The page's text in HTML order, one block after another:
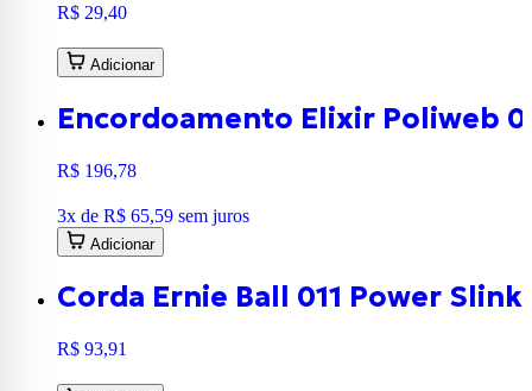
R$ 29,40
Adicionar
Encordoamento Elixir Poliweb
R$ 196,78
3x de R$ 65,59 sem juros
Adicionar
Corda Ernie Ball 011 Power
R$ 93,91